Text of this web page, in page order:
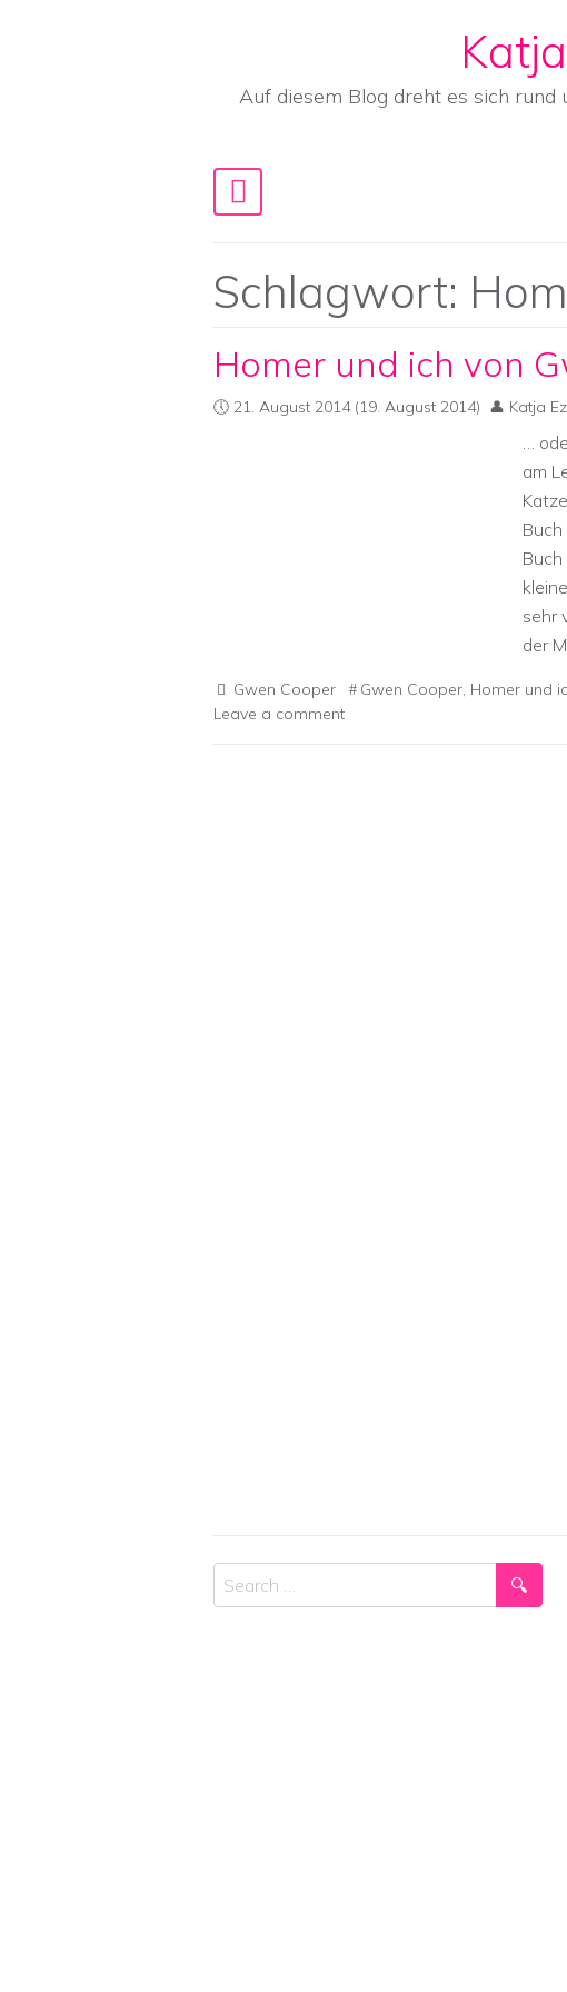
Auf diesem Blog dreht es sich rund
Main Navigation
Schlagwort:
Homer und ich von
21. August 2014(19. August 2014) Katja
…
am
sehr
der
Gwen Cooper Gwen Cooper, Homer und
Leave a comment
Search